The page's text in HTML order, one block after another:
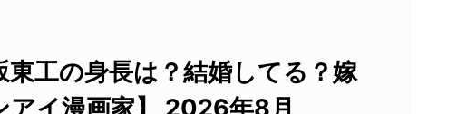
工の身長は？結婚してる？嫁